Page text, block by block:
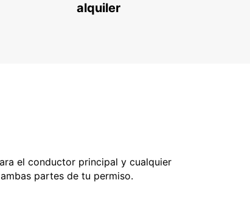
alquiler
el conductor principal y cualquier
partes de tu permiso.